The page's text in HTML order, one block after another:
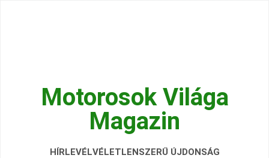
Motorosok Világa
Magazin
Hírek, Tesztek, Élmények Egy Helyen!
HÍRLEVÉLVÉLETLENSZERŰ ÚJDONSÁG